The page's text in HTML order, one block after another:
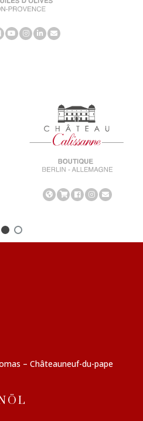
– Châteauneuf-du-pape